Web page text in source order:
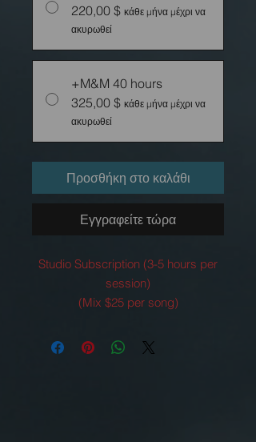
220,00 $ κάθε μήνα μέχρι να
ακυρωθεί
+M&M 40 hours
325,00 $ κάθε μήνα μέχρι να
ακυρωθεί
Προσθήκη στο καλάθι
Εγγραφείτε τώρα
Studio Subscription (3-5 hours per
session)
(Mix $25 per song)
(Both $50 per song)